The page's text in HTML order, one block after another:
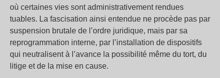
où certaines vies sont administrativement rendues
tuables. La fascisation ainsi entendue ne procède pas par
suspension brutale de l’ordre juridique, mais par sa
reprogrammation interne, par l’installation de dispositifs
qui neutralisent à l’avance la possibilité même du tort, du
litige et de la mise en cause.